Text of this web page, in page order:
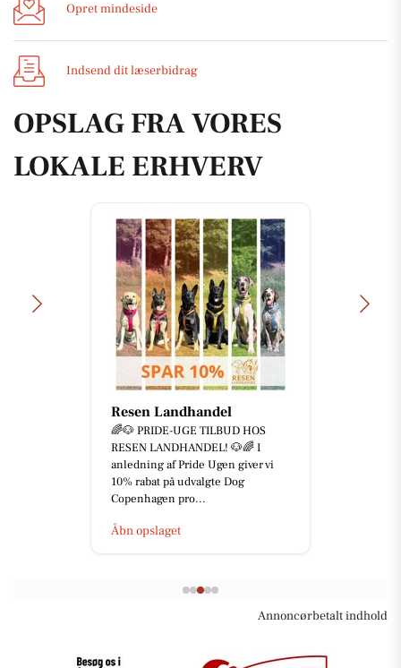
Opret mindeside
Indsend dit læserbidrag
OPSLAG FRA VORES
LOKALE ERHVERV
Resen Landhandel
🌈🐶 PRIDE-UGE TILBUD HOS
RESEN LANDHANDEL! 🐶🌈 I
anledning af Pride Ugen giver vi
10% rabat på udvalgte Dog
Copenhagen pro...
Åbn opslaget
Annoncørbetalt indhold